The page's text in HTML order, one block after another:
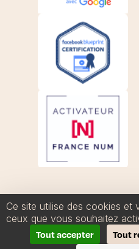
Take Off Com ©2023
Ce site utilise des cookies et
ceux que vous souhaitez
Tout accepter Tout